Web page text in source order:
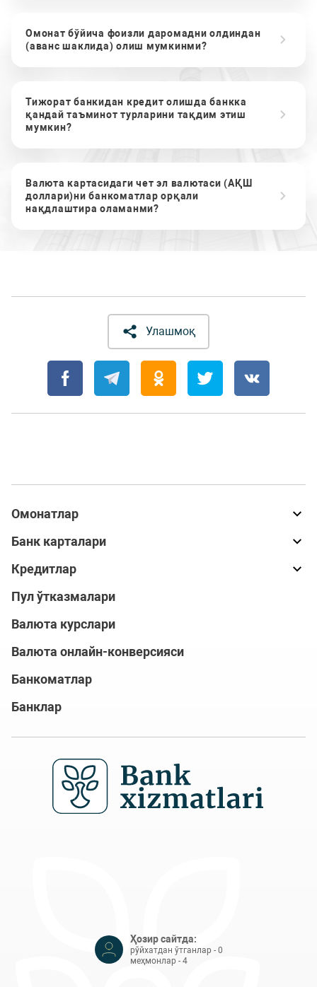
Омонат бўйича фоизли даромадни олдиндан
(аванс шаклида) олиш мумкинми?
Тижорат банкидан кредит олишда банкка
қандай таъминот турларини тақдим этиш
мумкин?
Валюта картасидаги чет эл валютаси (АҚШ
доллари)ни банкоматлар орқали
нақдлаштира оламанми?
Улашмоқ
Омонатлар
Банк карталари
Кредитлар
Пул ўтказмалари
Валюта курслари
Валюта онлайн-конверсияси
Банкоматлар
Банклар
Ҳозир сайтда:
рўйхатдан ўтганлар - 0
меҳмонлар - 4